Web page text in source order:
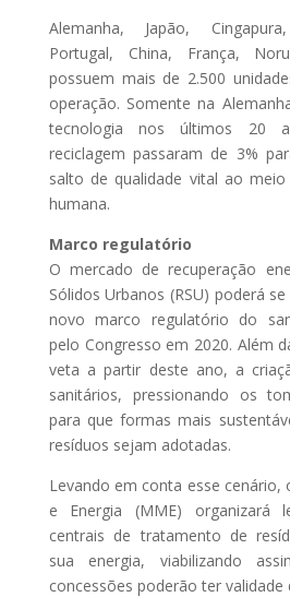
Alemanha, Japão,
Portugal, China, França,
possuem mais de 2.500
operação. Somente na
tecnologia nos últimos 20
reciclagem passaram de 3%
salto de qualidade vital ao
humana.
Marco regulatório
O mercado de recuperação
Sólidos Urbanos (RSU) poderá
novo marco regulatório do
pelo Congresso em 2020. Além
veta a partir deste ano, a
sanitários, pressionando os
para que formas mais
resíduos sejam adotadas.
Levando em conta esse cenário,
e Energia (MME) organizará
centrais de tratamento de
sua energia, viabilizando
concessões poderão ter validade